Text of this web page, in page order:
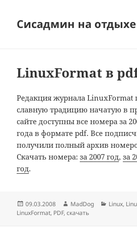
Сисадмин на отдыхе
LinuxFormat в
Редакция журнала LinuxFormat
славную традицию начатую в
сайте доступны все номера за
года в формате pdf. Все
получили полный архив
Скачать номера:за 2007 год,за
год.
Опубликовано
09.03.2008 Автор
MadDog Рубрики
Linux,
LinuxFormat, PDF,скачать